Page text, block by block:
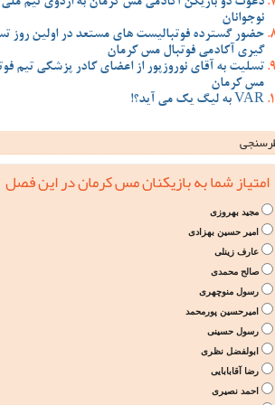
نوجوانان
حضور گسترده فوتبالیست های مستعد در اولین روز
گیری آکادمی فوتبال مس کرمان
تسلیت به آقای نوروزپور از اعضای کادر پزشکی تیم
مس کرمان
VAR به لیگ یک می آید؟!
امتیاز شما به بازیکنان مس کرمان در این فصل
مجید بهروزی
امیر حسین بهزادی
عارف زینلی
صالح محمدی
رسول منوچهری
امیرحسین پورمحمد
رسول حسینی
ابولفضل نظری
رضا آقابابایی
احمد نصیری